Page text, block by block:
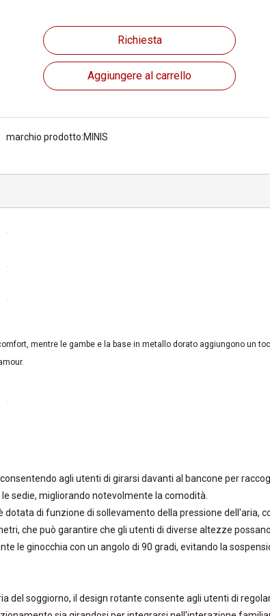
Richiesta
Aggiungere al carrello
marchio prodotto:MINIS
mentre le gambe e la base in metallo dorato aggiungono un
agli utenti di girarsi davanti al bancone per
sedie, migliorando notevolmente la comodità.
di funzione di sollevamento della pressione dell'aria,
che può garantire che gli utenti di diverse altezze
le ginocchia con un angolo di 90 gradi, evitando la
del soggiorno, il design rotante consente agli utenti di